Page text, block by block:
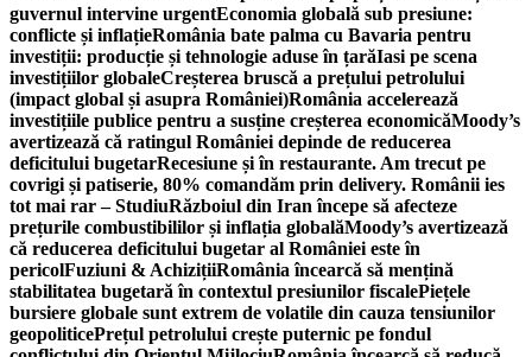
guvernul intervine urgentEconomia globală sub presiune:
conflicte și inflațieRomânia bate palma cu Bavaria pentru
investiții: producție și tehnologie aduse în țarăIasi pe scena
investițiilor globaleCreșterea bruscă a prețului petrolului
(impact global și asupra României)România accelerează
investițiile publice pentru a susține creșterea economicăMoody’s
avertizează că ratingul României depinde de reducerea
deficitului bugetarRecesiune și în restaurante. Am trecut pe
covrigi și patiserie, 80% comandăm prin delivery. Românii ies
tot mai rar – StudiuRăzboiul din Iran începe să afecteze
prețurile combustibililor și inflația globalăMoody’s avertizează
că reducerea deficitului bugetar al României este în
pericolFuziuni & AchizițiiRomânia încearcă să mențină
stabilitatea bugetară în contextul presiunilor fiscalePiețele
bursiere globale sunt extrem de volatile din cauza tensiunilor
geopoliticePrețul petrolului crește puternic pe fondul